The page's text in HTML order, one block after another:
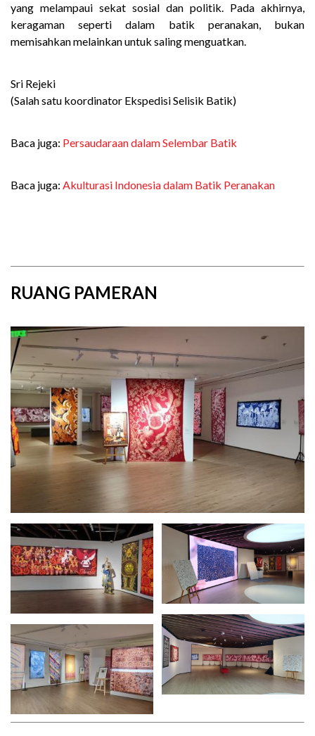
yang melampaui sekat sosial dan politik. Pada akhirnya,
keragaman seperti dalam batik peranakan, bukan
memisahkan melainkan untuk saling menguatkan.
Sri Rejeki
(Salah satu koordinator Ekspedisi Selisik Batik)
Baca juga: Persaudaraan dalam Selembar Batik
Baca juga: Akulturasi Indonesia dalam Batik Peranakan
RUANG PAMERAN